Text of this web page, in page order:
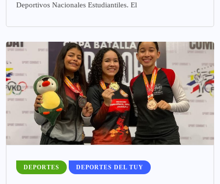
Deportivos Nacionales Estudiantiles. El
DEPORTES DEPORTES DEL TUY